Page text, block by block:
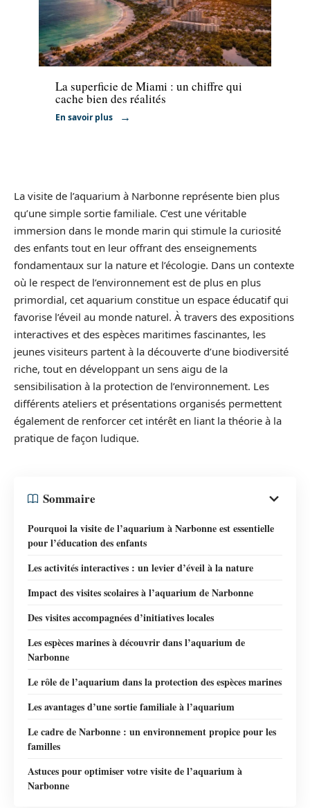
Actu
La superficie de Miami : un chiffre qui
cache bien des réalités
En savoir plus
La visite de l’aquarium à Narbonne représente bien plus
qu’une simple sortie familiale. C’est une véritable
immersion dans le monde marin qui stimule la curiosité
des enfants tout en leur offrant des enseignements
fondamentaux sur la nature et l’écologie. Dans un contexte
où le respect de l’environnement est de plus en plus
primordial, cet aquarium constitue un espace éducatif qui
favorise l’éveil au monde naturel. À travers des expositions
interactives et des espèces maritimes fascinantes, les
jeunes visiteurs partent à la découverte d’une biodiversité
riche, tout en développant un sens aigu de la
sensibilisation à la protection de l’environnement. Les
différents ateliers et présentations organisés permettent
également de renforcer cet intérêt en liant la théorie à la
pratique de façon ludique.
Sommaire
Pourquoi la visite de l’aquarium à Narbonne est essentielle
pour l’éducation des enfants
Les activités interactives : un levier d’éveil à la nature
Impact des visites scolaires à l’aquarium de Narbonne
Des visites accompagnées d’initiatives locales
Les espèces marines à découvrir dans l’aquarium de
Narbonne
Le rôle de l’aquarium dans la protection des espèces marines
Les avantages d’une sortie familiale à l’aquarium
Le cadre de Narbonne : un environnement propice pour les
familles
Astuces pour optimiser votre visite de l’aquarium à
Narbonne